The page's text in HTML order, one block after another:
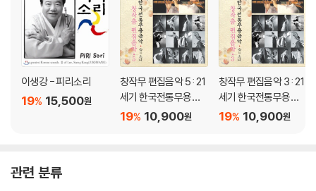
이생강 - 피리소리
15,500원
19%
창작무 편집음악 5 : 21
세기 한국전통무용음
악 춤의 소리 50 - 이생
10,900원
19%
창작무 편집음악 3 : 21
세기 한국전통무용음
악 춤의 소리 50 - 이생
10,900원
19%
관련 분류